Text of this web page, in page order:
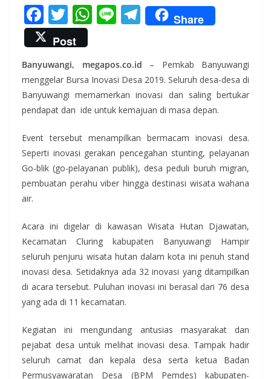
F
ac
e
b
o
o
k
T
w
itt
er
W
s
A
p
p
Li T
el
gr
a
m
Share
Post
Banyuwangi, megapos.co.id – Pemkab Banyuwangi
menggelar Bursa Inovasi Desa 2019. Seluruh desa-desa di
Banyuwangi memamerkan inovasi dan saling bertukar
pendapat dan ide untuk kemajuan di masa depan.
Event tersebut menampilkan bermacam inovasi desa.
Seperti inovasi gerakan pencegahan stunting, pelayanan
Go-blik (go-pelayanan publik), desa peduli buruh migran,
pembuatan perahu viber hingga destinasi wisata wahana
air.
Acara ini digelar di kawasan Wisata Hutan Djawatan,
Kecamatan Cluring kabupaten Banyuwangi Hampir
seluruh penjuru wisata hutan dalam kota ini penuh stand
inovasi desa. Setidaknya ada 32 inovasi yang ditampilkan
di acara tersebut. Puluhan inovasi ini berasal dari 76 desa
yang ada di 11 kecamatan.
Kegiatan ini mengundang antusias masyarakat dan
pejabat desa untuk melihat inovasi desa. Tampak hadir
seluruh camat dan kepala desa serta ketua Badan
Permusyawaratan Desa (BPM Pemdes) kabupaten-